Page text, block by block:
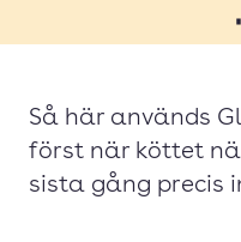
Så här används
först när köttet
sista gång precis